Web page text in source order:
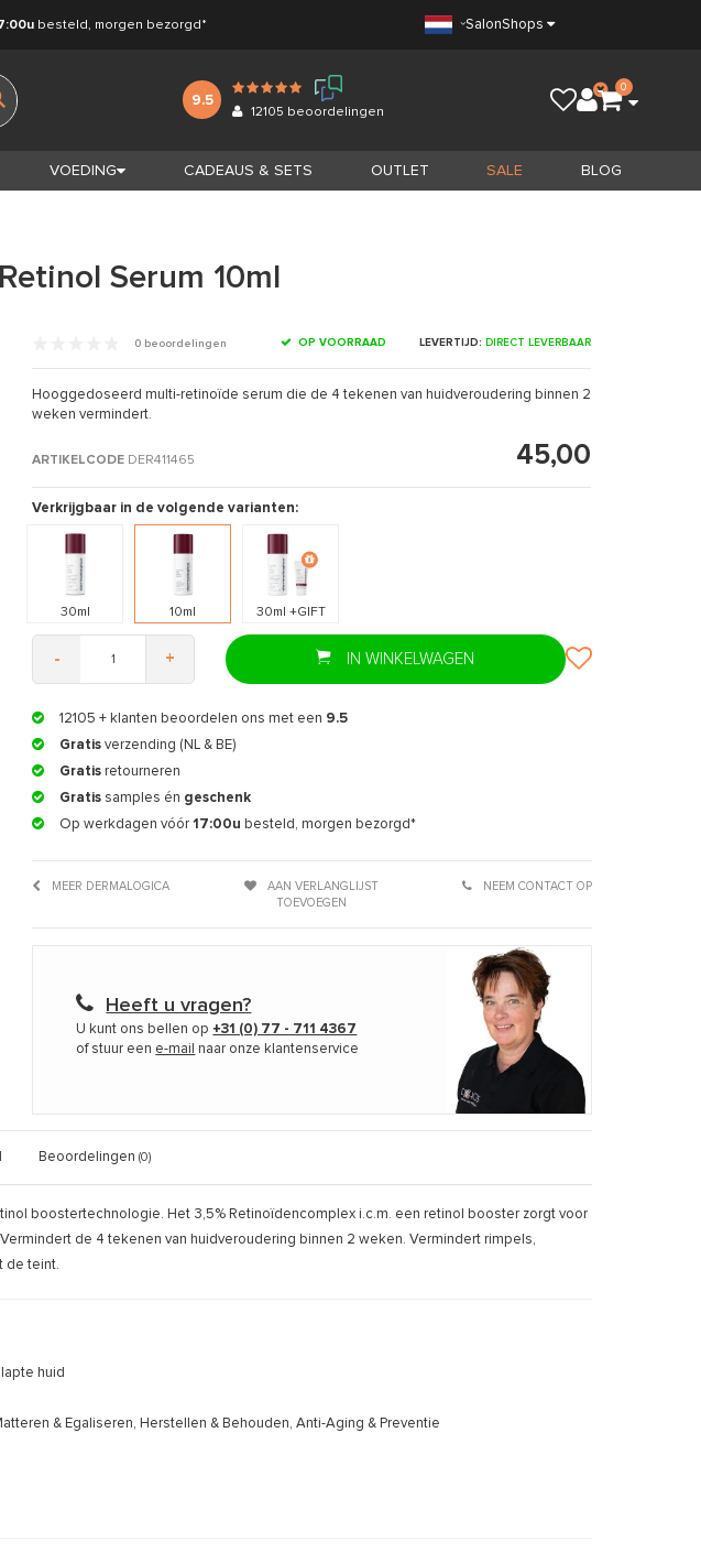
besteld, morgen bezorgd* SalonShops
9.5
12105 beoordelingen
0
VOEDING CADEAUS & SETS OUTLET SALE BLOG
Serum 10ml
0 beoordelingen OP VOORRAAD LEVERTIJD: DIRECT LEVERBAAR
Hooggedoseerd multi-retinoïde serum die de 4 tekenen van huidveroudering binnen 2
weken vermindert.
ARTIKELCODE DER411465 45,00
Verkrijgbaar in de volgende varianten:
30ml 10ml 30ml +GIFT
- + IN WINKELWAGEN
12105 + klanten beoordelen ons met een 9.5
Gratis verzending (NL & BE)
Gratis retourneren
Gratis samples én geschenk
Op werkdagen vóór17:00u besteld, morgen bezorgd*
MEER DERMALOGICA
AAN VERLANGLIJST
TOEVOEGEN
NEEM CONTACT OP
Heeft u vragen?
U kunt ons bellen op +31 (0) 77 - 711 4367
of stuur een e-mail naar onze klantenservice
Beoordelingen (0)
boostertechnologie. Het 3,5% Retinoïdencomplex i.c.m. een retinol booster zorgt voor
de 4 tekenen van huidveroudering binnen 2 weken. Vermindert rimpels,
de teint.
huid
& Egaliseren, Herstellen & Behouden, Anti-Aging & Preventie